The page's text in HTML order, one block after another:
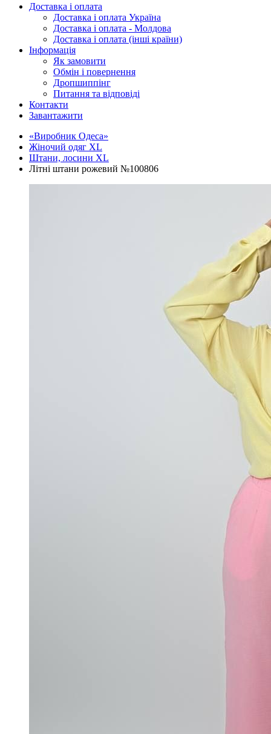
Доставка і оплата
Доставка і оплата Україна
Доставка і оплата - Молдова
Доставка і оплата (інші країни)
Інформація
Як замовити
Обмін і повернення
Дропшиппінг
Питання та відповіді
Контакти
Завантажити
«Виробник Одеса»
Жіночий одяг XL
Штани, лосини XL
Літні штани рожевий №100806